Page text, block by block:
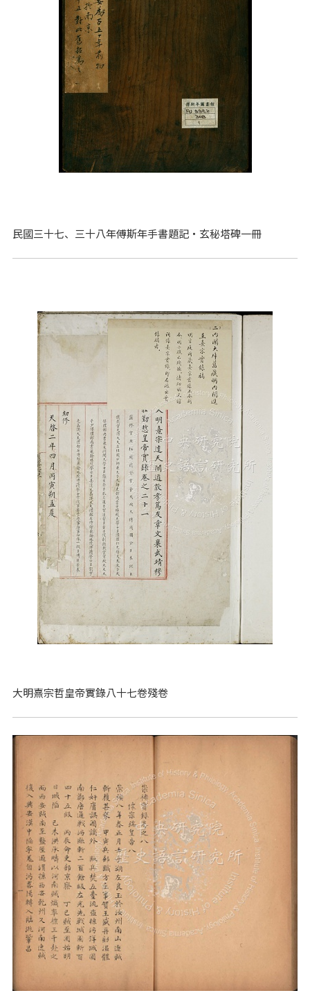
民國三十七、三十八年傅斯年手書題記‧玄秘塔碑一冊
大明熹宗哲皇帝實錄八十七卷殘卷